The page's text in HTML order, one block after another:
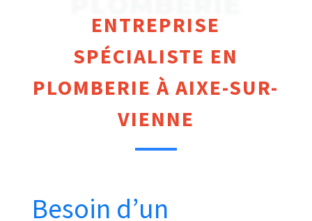
ENTREPRISE
SPÉCIALISTE EN
PLOMBERIE À AIXE-SUR-
VIENNE
Besoin d’un